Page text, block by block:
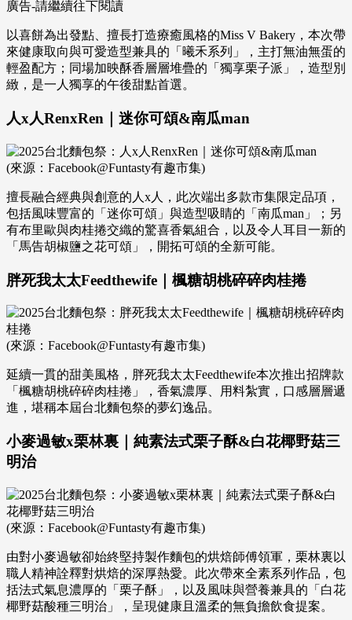
廣告-請繼續往下閱讀
以喜餅為出發點、擅長打造療癒風格的Miss V Bakery，本次帶
來健康取向與可愛造型兼具的「曦禾系列」，主打無油無蛋的
輕盈配方；同場加映酥香層層堆疊的「獨享栗子派」，造型別
緻，是一人獨享的午後甜點首選。
人x人RenxRen｜迷你可頌&南瓜man
(來源：Facebook@Funtasty有趣市集)
擅長融合經典與創意的人x人，此次端出多款市集限定品項，
包括風味豐富的「迷你可頌」與造型吸睛的「南瓜man」；另
有布里歐與肉桂捲交織的驚喜香氣組合，以及令人耳目一新的
「馬告胡椒鹽之花可頌」，開拓可頌的全新可能。
胖死我太太Feedthewife｜楓糖胡桃碎碎肉桂捲
(來源：Facebook@Funtasty有趣市集)
延續一貫的甜美風格，胖死我太太Feedthewife本次推出招牌款
「楓糖胡桃碎碎肉桂捲」，香氣濃厚、用料紮實，口感層層遞
進，堪稱本屆台北麵包祭的夢幻逸品。
小麥過敏x栗林裏｜純素法式栗子酥&白花椰野菇三
明治
(來源：Facebook@Funtasty有趣市集)
由對小麥過敏卻始終堅持製作麵包的烘焙師傅領軍，栗林裏以
職人精神詮釋對烘焙的深厚熱愛。此次帶來全素系列作品，包
括法式氣息濃厚的「栗子酥」，以及風味與營養兼具的「白花
椰野菇酸種三明治」，呈現健康且溫柔的無負擔飲食提案。